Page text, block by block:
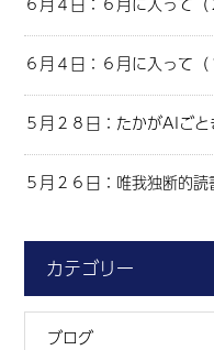
６月４日：６月に入って（
５月２８日：たかがAIごと
５月２６日：唯我独断的
カテゴリー
ブログ